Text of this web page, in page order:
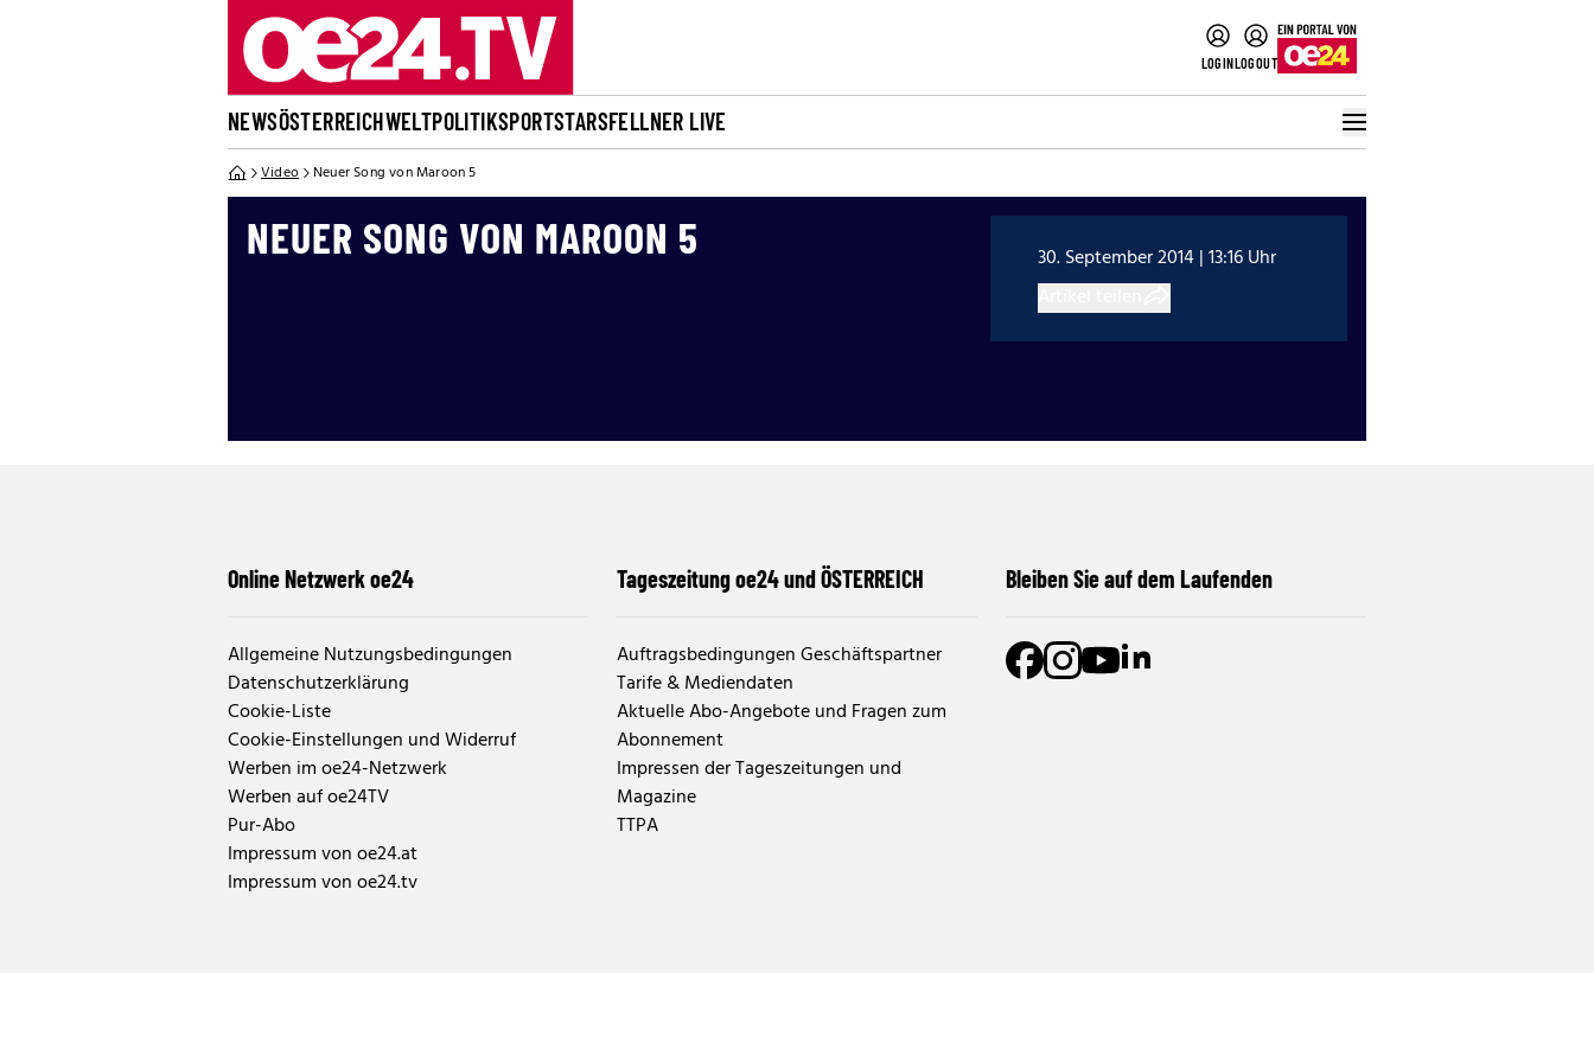
LOGINLOGOUT
NEWSÖSTERREICHWELTPOLITIKSPORTSTARSFELLNER LIVE
Video Neuer Song von Maroon 5
NEUER SONG VON MAROON 5
30. September 2014 | 13:16 Uhr
Online Netzwerk oe24
Allgemeine Nutzungsbedingungen
Datenschutzerklärung
Cookie-Liste
Cookie-Einstellungen und Widerruf
Werben im oe24-Netzwerk
Werben auf oe24TV
Pur-Abo
Impressum von oe24.at
Impressum von oe24.tv
Tageszeitung oe24 und ÖSTERREICH
Auftragsbedingungen Geschäftspartner
Tarife & Mediendaten
Aktuelle Abo-Angebote und Fragen zum
Abonnement
Impressen der Tageszeitungen und
Magazine
TTPA
Bleiben Sie auf dem Laufenden